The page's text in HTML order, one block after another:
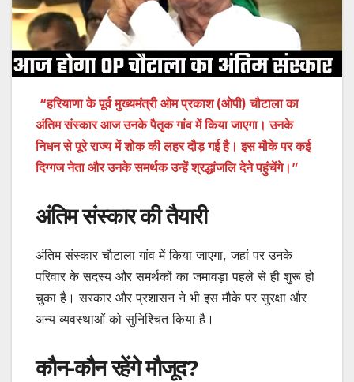
“हरियाणा के पूर्व मुख्यमंत्री ओम प्रकाश (ओपी) चौटाला का
अंतिम संस्कार आज उनके पैतृक गांव में किया जाएगा। उनके
निधन से पूरे राज्य में शोक की लहर दौड़ गई है। इस मौके पर कई
दिग्गज नेता और उनके समर्थक उन्हें श्रद्धांजलि देने पहुंचेंगे।”
अंतिम संस्कार की तैयारी
अंतिम संस्कार चौटाला गांव में किया जाएगा, जहां पर उनके
परिवार के सदस्य और समर्थकों का जमावड़ा पहले से ही शुरू हो
चुका है। सरकार और प्रशासन ने भी इस मौके पर सुरक्षा और
अन्य व्यवस्थाओं को सुनिश्चित किया है।
कौन-कौन रहेंगे मौजूद?